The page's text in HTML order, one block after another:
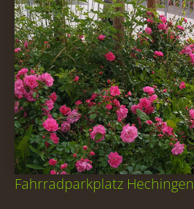
Fahrradparkplatz Hechingen